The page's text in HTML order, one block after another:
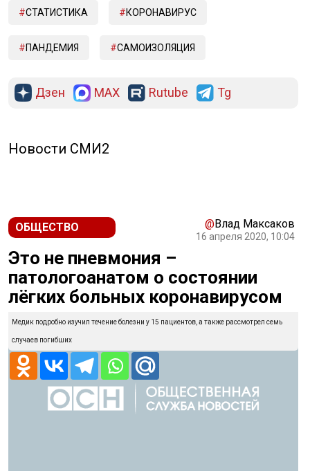
СТАТИСТИКА КОРОНАВИРУС
ПАНДЕМИЯ САМОИЗОЛЯЦИЯ
Дзен MAX Rutube Tg
Новости СМИ2
ОБЩЕСТВО @Влад Максаков
16 апреля 2020, 10:04
Это не пневмония –
патологоанатом о состоянии
лёгких больных коронавирусом
Медик подробно изучил течение болезни у 15 пациентов, а также рассмотрел семь
случаев погибших